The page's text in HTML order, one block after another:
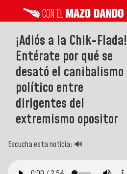
¡Adiós a la Chik-Flada!
Entérate por qué se
desató el canibalismo
político entre
dirigentes del
extremismo opositor
Escucha esta noticia: 🔊